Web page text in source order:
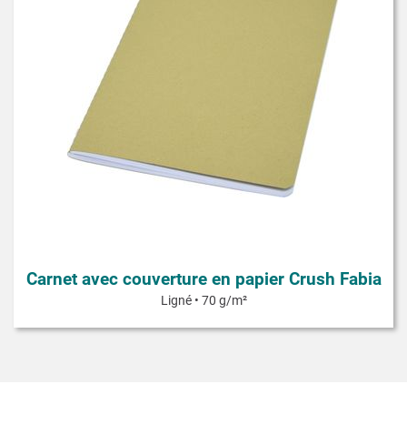
Carnet avec couverture en papier Crush Fabia
Ligné • 70 g/m²